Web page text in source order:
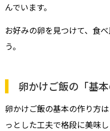
んでいます。
お好みの卵を見つけて、食
う。
卵かけご飯の「基本
卵かけご飯の基本の作り方
っとした工夫で格段に美味し